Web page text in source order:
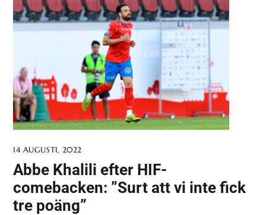
14 AUGUSTI, 2022
Abbe Khalili efter HIF-
comebacken: ”Surt att vi inte fick
tre poäng”